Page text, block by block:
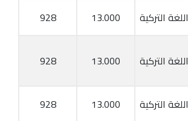
اللغة التركية 13.000
928
اللغة التركية 13.000
928
اللغة التركية 13.000
928